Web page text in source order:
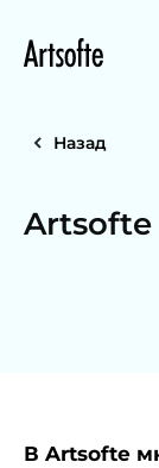
Назад
В Artsofte